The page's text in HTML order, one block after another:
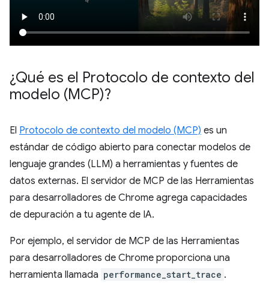
¿Qué es el Protocolo de contexto del
modelo (MCP)?
El Protocolo de contexto del modelo (MCP) es un
estándar de código abierto para conectar modelos de
lenguaje grandes (LLM) a herramientas y fuentes de
datos externas. El servidor de MCP de las Herramientas
para desarrolladores de Chrome agrega capacidades
de depuración a tu agente de IA.
Por ejemplo, el servidor de MCP de las Herramientas
para desarrolladores de Chrome proporciona una
herramienta llamada performance_start_trace .